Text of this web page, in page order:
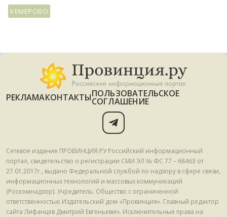
КЕМЕРОВО
РЕКЛАМАКОНТАКТЫПОЛЬЗОВАТЕЛЬСКОЕ
СОГЛАШЕНИЕ
Сетевое издание ПРОВИНЦИЯ.РУ Российский информационный
портал, свидетельство о регистрации СМИ ЭЛ № ФС 77 – 68463 от
27.01.2017г., выдано Федеральной службой по надзору в сфере связи,
информационных технологий и массовых коммуникаций
(Роскомнадзор). Учредитель: Общество с ограниченной
ответственностью Издательский дом «Провинция». Главный редактор
сайта Лифанцев Дмитрий Евгеньевич. Исключительные права на